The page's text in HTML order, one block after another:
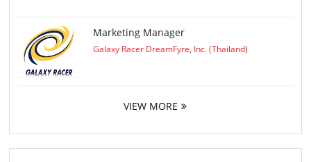
Marketing Manager
Galaxy Racer DreamFyre, Inc. (Thailand)
VIEW MORE